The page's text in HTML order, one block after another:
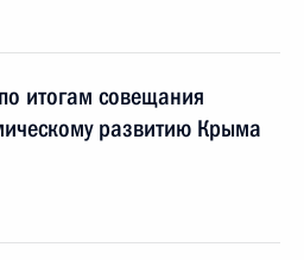
итогам совещания
развитию Крыма